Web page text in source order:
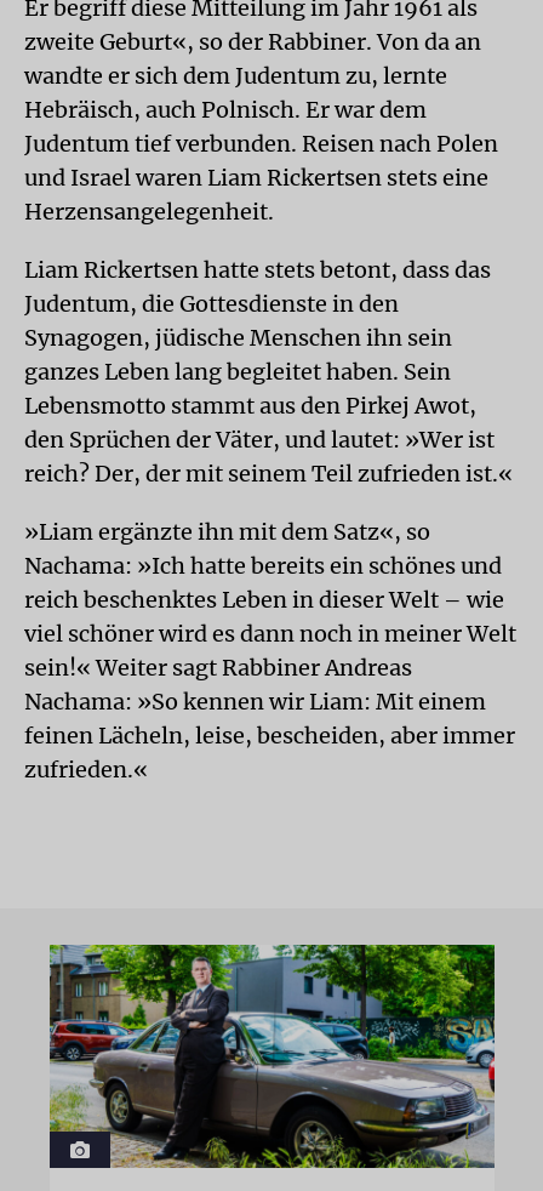
Er begriff diese Mitteilung im Jahr 1961 als
zweite Geburt«, so der Rabbiner. Von da an
wandte er sich dem Judentum zu, lernte
Hebräisch, auch Polnisch. Er war dem
Judentum tief verbunden. Reisen nach Polen
und Israel waren Liam Rickertsen stets eine
Herzensangelegenheit.
Liam Rickertsen hatte stets betont, dass das
Judentum, die Gottesdienste in den
Synagogen, jüdische Menschen ihn sein
ganzes Leben lang begleitet haben. Sein
Lebensmotto stammt aus den Pirkej Awot,
den Sprüchen der Väter, und lautet: »Wer ist
reich? Der, der mit seinem Teil zufrieden ist.«
»Liam ergänzte ihn mit dem Satz«, so
Nachama: »Ich hatte bereits ein schönes und
reich beschenktes Leben in dieser Welt – wie
viel schöner wird es dann noch in meiner Welt
sein!« Weiter sagt Rabbiner Andreas
Nachama: »So kennen wir Liam: Mit einem
feinen Lächeln, leise, bescheiden, aber immer
zufrieden.«